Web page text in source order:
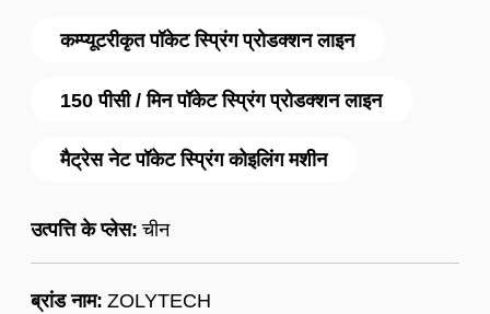
कम्प्यूटरीकृत पॉकेट स्प्रिंग प्रोडक्शन लाइन
150 पीसी / मिन पॉकेट स्प्रिंग प्रोडक्शन लाइन
मैट्रेस नेट पॉकेट स्प्रिंग कोइलिंग मशीन
उत्पत्ति के प्लेस: चीन
ब्रांड नाम: ZOLYTECH